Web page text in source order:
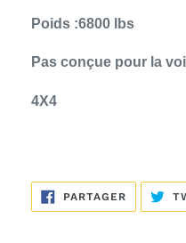
Poids :6800 lbs
Pas conçue pour la
4X4
PARTAGER